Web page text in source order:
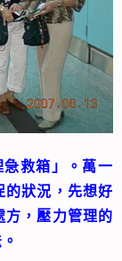
救箱」。萬一
的狀況，先想好
方，壓力管理的